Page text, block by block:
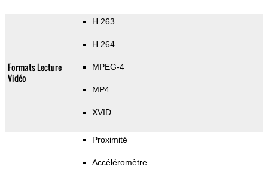
Formats Lecture
Vidéo
H.263
H.264
MPEG-4
MP4
XVID
Proximité
Accéléromètre